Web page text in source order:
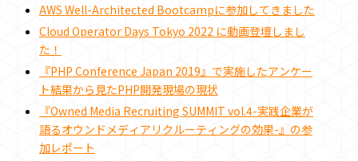
AWS Well-Architected Bootcampに参加してきました
Cloud Operator Days Tokyo 2022 に動画登壇しまし
た！
『PHP Conference Japan 2019』で実施したアンケー
ト結果から見たPHP開発現場の現状
『Owned Media Recruiting SUMMIT vol.4-実践企業が
語るオウンドメディアリクルーティングの効果-』の参
加レポート